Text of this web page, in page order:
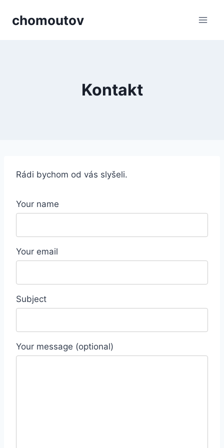
chomoutov
Kontakt
Rádi bychom od vás slyšeli.
Your name
Your email
Subject
Your message (optional)